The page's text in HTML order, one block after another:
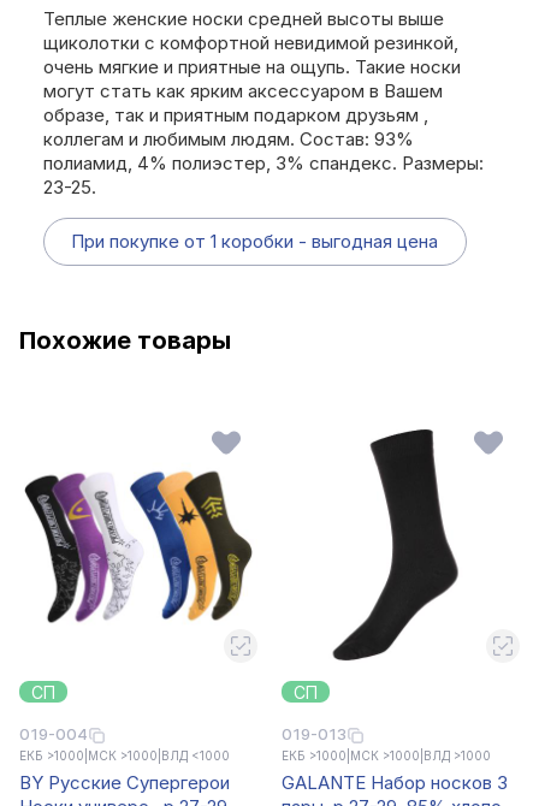
Теплые женские носки средней высоты выше
щиколотки с комфортной невидимой резинкой,
очень мягкие и приятные на ощупь. Такие носки
могут стать как ярким аксессуаром в Вашем
образе, так и приятным подарком друзьям ,
коллегам и любимым людям. Состав: 93%
полиамид, 4% полиэстер, 3% спандекс. Размеры:
23-25.
При покупке от 1 коробки - выгодная цена
Похожие товары
СП
019-004
ЕКБ >1000 МСК >1000 ВЛД <1000
BY Русские Супергерои
СП
019-013
ЕКБ >1000 МСК >1000 ВЛД >1000
GALANTE Набор носков 3